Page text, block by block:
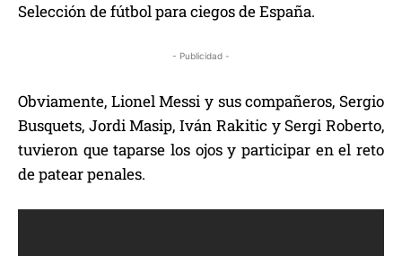
Selección de fútbol para ciegos de España.
- Publicidad -
Obviamente, Lionel Messi y sus compañeros, Sergio
Busquets, Jordi Masip, Iván Rakitic y Sergi Roberto,
tuvieron que taparse los ojos y participar en el reto
de patear penales.